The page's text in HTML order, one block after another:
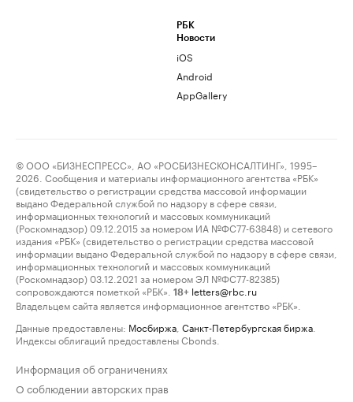
РБК
Новости
iOS
Android
AppGallery
© ООО «БИЗНЕСПРЕСС», АО «РОСБИЗНЕСКОНСАЛТИНГ», 1995–
2026. Сообщения и материалы информационного агентства «РБК»
(свидетельство о регистрации средства массовой информации
выдано Федеральной службой по надзору в сфере связи,
информационных технологий и массовых коммуникаций
(Роскомнадзор) 09.12.2015 за номером ИА №ФС77-63848) и сетевого
издания «РБК» (свидетельство о регистрации средства массовой
информации выдано Федеральной службой по надзору в сфере связи,
информационных технологий и массовых коммуникаций
(Роскомнадзор) 03.12.2021 за номером ЭЛ №ФС77-82385)
сопровождаются пометкой «РБК».
18+ letters@rbc.ru
Владельцем сайта является информационное агентство «РБК».
Данные предоставлены: Мосбиржа Санкт-Петербургская биржа
Индексы облигаций предоставлены Cbonds.
Информация об ограничениях
О соблюдении авторских прав